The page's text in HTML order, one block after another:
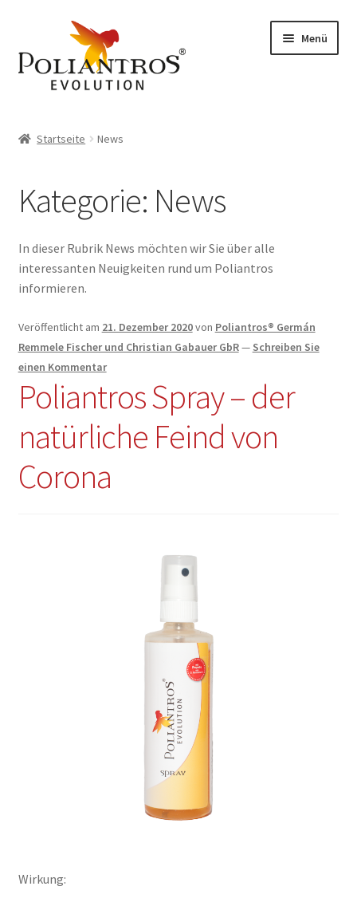
Navigation
springen
Inhalt
springen
Menü
Datenschutzerklärung
Echtheit von Bewertungen
Hospitation
Impressum
Kasse
Mein Konto
Mission
Zahlungsarten
Startseite News
Kategorie: News
In dieser Rubrik News möchten wir Sie über alle
interessanten Neuigkeiten rund um Poliantros
informieren.
Veröffentlicht am 21. Dezember 2020von Poliantros® Germán
Remmele Fischer und Christian Gabauer GbR— Schreiben Sie
einen Kommentar
Poliantros Spray – der
natürliche Feind von
Corona
Wirkung: